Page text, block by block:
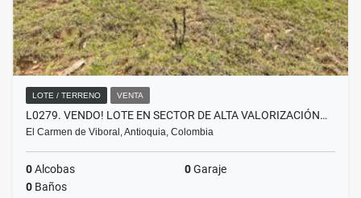
LOTE / TERRENO VENTA
L0279. VENDO! LOTE EN SECTOR DE ALTA VALORIZACIÓN…
El Carmen de Viboral, Antioquia, Colombia
0Alcobas 0Garaje
0 Baños